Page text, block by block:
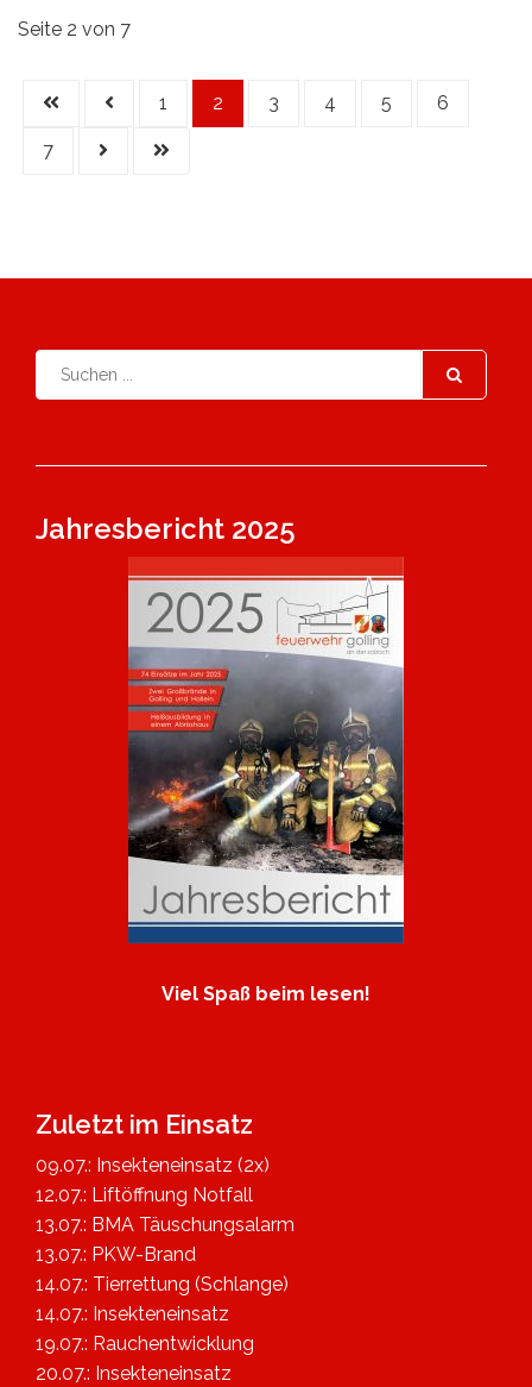
Seite 2 von 7
1 2 3 4 5 6
7
Jahresbericht 2025
Viel Spaß beim lesen!
Zuletzt im Einsatz
09.07.: Insekteneinsatz (2x)
12.07.: Liftöffnung Notfall
13.07.: BMA Täuschungsalarm
13.07.: PKW-Brand
14.07.: Tierrettung (Schlange)
14.07.: Insekteneinsatz
19.07.: Rauchentwicklung
20.07.: Insekteneinsatz